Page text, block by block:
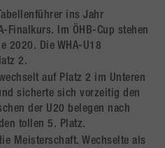
ins Jahr
Finalkurs. Im ÖHB-Cup stehen
2020. Die WHA-U18
2.
auf Platz 2 im Unteren
sicherte sich vorzeitig den
der U20 belegen nach
tollen 5. Platz.
Meisterschaft. Wechselte als